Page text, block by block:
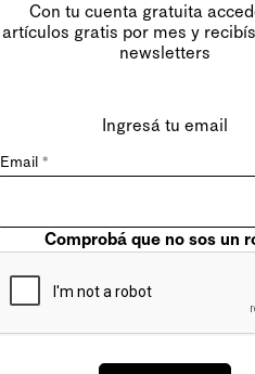
Con tu cuenta gratuita
artículos gratis por mes y
newsletters
Ingresá tu email
Email *
Comprobá que no sos un